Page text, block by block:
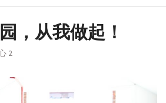
，从我做起！
2